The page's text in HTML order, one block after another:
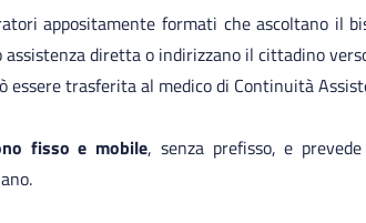
appositamente formati che ascoltano il
diretta o indirizzano il cittadino
essere trasferita al medico di Continuità
fisso e mobile, senza prefisso, e